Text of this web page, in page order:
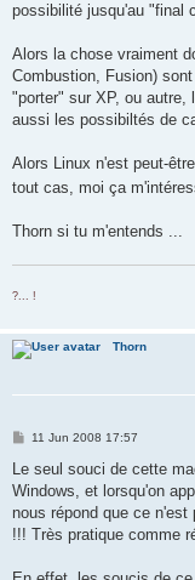
possibilité jusqu'au "final
Alors la chose vraiment
Combustion, Fusion)
"porter" sur XP, ou autre,
aussi les possibiltés de
Alors Linux n'est peut-
tout cas, moi ça
Thorn si tu m'entends ...
?... !
Thorn
P
s
11 Jun 2008 17:57
Le seul souci de cette
Windows, et lorsqu'on
nous répond que ce
!!! Très pratique comme